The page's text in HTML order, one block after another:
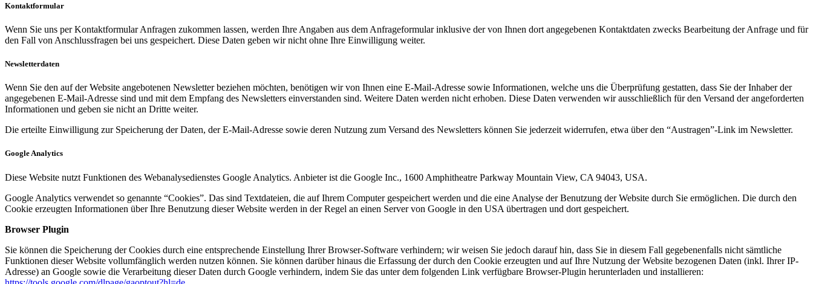
Kontaktformular
Wenn Sie uns per Kontaktformular Anfragen zukommen lassen, werden Ihre Angaben aus dem Anfrageformular inklusive der von Ihnen dort angegebenen Kontaktdaten zwecks Bearbeitung der Anfrage und für
den Fall von Anschlussfragen bei uns gespeichert. Diese Daten geben wir nicht ohne Ihre Einwilligung weiter.
Newsletterdaten
Wenn Sie den auf der Website angebotenen Newsletter beziehen möchten, benötigen wir von Ihnen eine E-Mail-Adresse sowie Informationen, welche uns die Überprüfung gestatten, dass Sie der Inhaber der
angegebenen E-Mail-Adresse sind und mit dem Empfang des Newsletters einverstanden sind. Weitere Daten werden nicht erhoben. Diese Daten verwenden wir ausschließlich für den Versand der angeforderten
Informationen und geben sie nicht an Dritte weiter.
Die erteilte Einwilligung zur Speicherung der Daten, der E-Mail-Adresse sowie deren Nutzung zum Versand des Newsletters können Sie jederzeit widerrufen, etwa über den “Austragen”-Link im Newsletter.
Google Analytics
Diese Website nutzt Funktionen des Webanalysedienstes Google Analytics. Anbieter ist die Google Inc., 1600 Amphitheatre Parkway Mountain View, CA 94043, USA.
Google Analytics verwendet so genannte “Cookies”. Das sind Textdateien, die auf Ihrem Computer gespeichert werden und die eine Analyse der Benutzung der Website durch Sie ermöglichen. Die durch den
Cookie erzeugten Informationen über Ihre Benutzung dieser Website werden in der Regel an einen Server von Google in den USA übertragen und dort gespeichert.
Browser Plugin
Sie können die Speicherung der Cookies durch eine entsprechende Einstellung Ihrer Browser-Software verhindern; wir weisen Sie jedoch darauf hin, dass Sie in diesem Fall gegebenenfalls nicht sämtliche
Funktionen dieser Website vollumfänglich werden nutzen können. Sie können darüber hinaus die Erfassung der durch den Cookie erzeugten und auf Ihre Nutzung der Website bezogenen Daten (inkl. Ihrer IP-
Adresse) an Google sowie die Verarbeitung dieser Daten durch Google verhindern, indem Sie das unter dem folgenden Link verfügbare Browser-Plugin herunterladen und installieren: